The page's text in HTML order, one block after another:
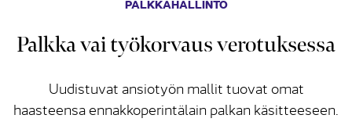
PALKKAHALLINTO
Palkka vai työkorvaus verotuksessa
Uudistuvat ansiotyön mallit tuovat omat
haasteensa ennakkoperintälain palkan käsitteeseen.